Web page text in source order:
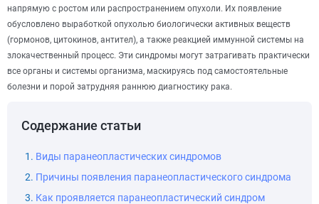
напрямую с ростом или распространением опухоли. Их появление
обусловлено выработкой опухолью биологически активных веществ
(гормонов, цитокинов, антител), а также реакцией иммунной системы на
злокачественный процесс. Эти синдромы могут затрагивать практически
все органы и системы организма, маскируясь под самостоятельные
болезни и порой затрудняя раннюю диагностику рака.
Содержание статьи
Виды паранеопластических синдромов
Причины появления паранеопластического синдрома
Как проявляется паранеопластический синдром